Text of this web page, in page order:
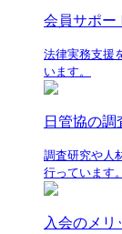
会員サポー
法律実務支援
います。
日管協の調
調査研究や人
行っています。
入会のメリ